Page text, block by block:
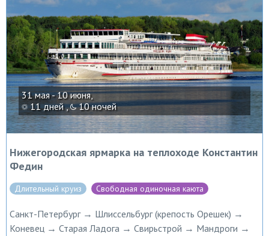
31 мая - 10 июня,
11 дней , 10 ночей
Нижегородская ярмарка на теплоходе Константин
Федин
Длительный круиз Свободная одиночная каюта
Санкт-Петербург → Шлиссельбург (крепость Орешек) →
Коневец → Старая Ладога → Свирьстрой → Мандроги →